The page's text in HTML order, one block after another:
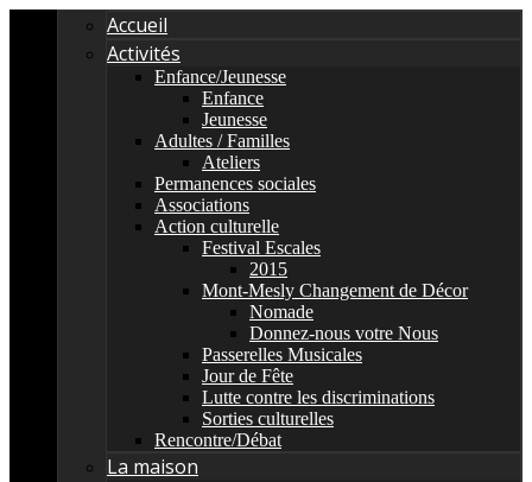
Accueil
Activités
Enfance/Jeunesse
Enfance
Jeunesse
Adultes / Familles
Ateliers
Permanences sociales
Associations
Action culturelle
Festival Escales
2015
Mont-Mesly Changement de Décor
Nomade
Donnez-nous votre Nous
Passerelles Musicales
Jour de Fête
Lutte contre les discriminations
Sorties culturelles
Rencontre/Débat
La maison